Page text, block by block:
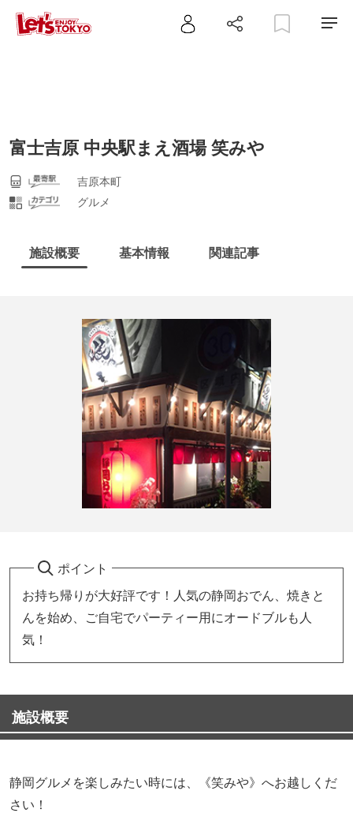
富士吉原 中央駅まえ酒場 笑みや
吉原本町
グルメ
施設概要 基本情報 関連記事
ポイント
お持ち帰りが大好評です！人気の静岡おでん、焼きと
んを始め、ご自宅でパーティー用にオードブルも人
気！
施設概要
静岡グルメを楽しみたい時には、《笑みや》へお越しくだ
さい！